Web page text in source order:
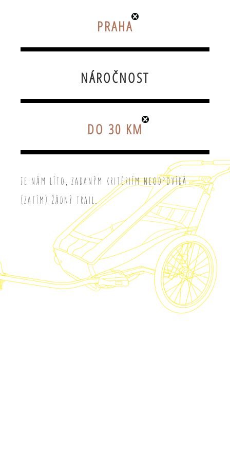
PRAHA
NÁROČNOST
DO 30 KM
Je nám líto, zadaným kritériím neodpovídá
(zatím) žádný trail.